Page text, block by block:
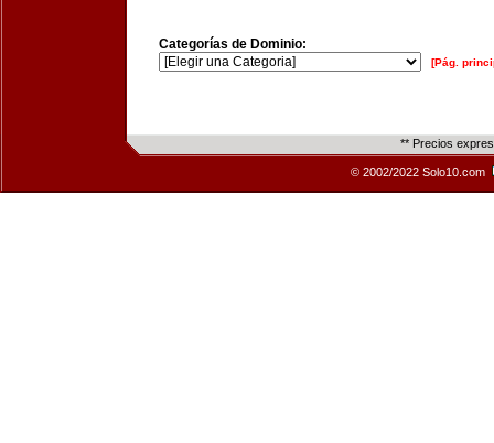
Categorías de Dominio:
[Pág.
** Precios
© 2002/2022 Solo10.com